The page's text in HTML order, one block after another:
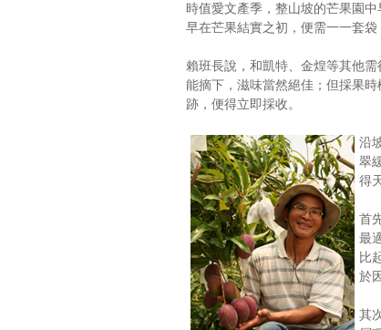
時值愛文產季，整山坡的芒果園
早在芒果結實之初，便需一一套
賴班長說，和凱特、金煌等其他
能摘下，滋味當然絕佳；但採果
跡，便得立即採收。
沿
翠
得
首
最
比
於
其